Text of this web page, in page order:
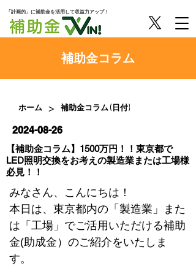
「計画的」に補助金を活用して収益力アップ！
​補助金コラム
ホーム > 補助金コラム (日付)
2024-08-26
【補助金コラム】1500万円！！東京都で
LED照明交換をお考えの製造業または工場様
必見！！
みなさん、こんにちは！
本日は、東京都内の「製造業」また
は「工場」でご活用いただける補助
金(助成金）のご紹介をいたしま
す。